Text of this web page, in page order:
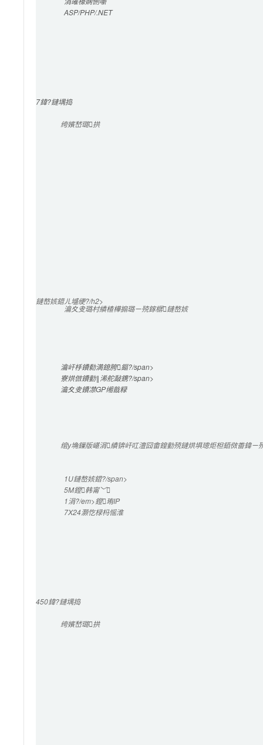
ASP/PHP/.NET
7鍏?鏈堣捣
绔嬪嵆璐拱
鏈嶅姟鍣ㄦ墭绠?/h2>
瀹夊叏璐村績楂樺搧璐ㄧ殑鎵樼鏈嶅姟
瀹屽杽鐨勬満鎴胯鏂?/span>
寮烘倣鐨勭‖浠舵敮鎸?/span>
瀹夊叏鐨凚GP缃戠粶
绾у埆鏁版嵁涓績锛屽叿澶囧畬鍠勭殑鏈烘埧璁炬柦銆傚畨鍏
1U鏈嶅姟鍣?/span>
5M鐙韩甯﹀
1涓?/em>鐙珛IP
7X24灏忔椂杩愮淮
450鍏?鏈堣捣
绔嬪嵆璐拱